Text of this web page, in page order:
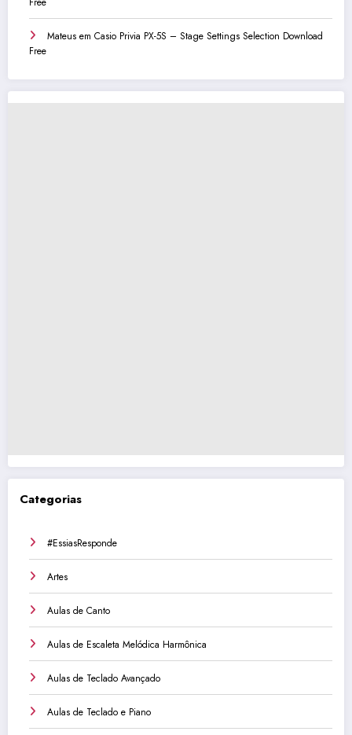
Mateus em Casio Privia PX-5S – Stage Settings Selection Download
Free
Categorias
#EssiasResponde
Artes
Aulas de Canto
Aulas de Escaleta Melódica Harmônica
Aulas de Teclado Avançado
Aulas de Teclado e Piano